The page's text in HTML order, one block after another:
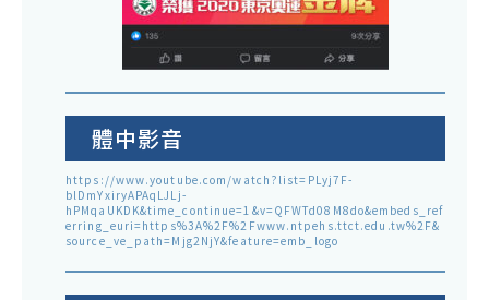
體中影音
https://www.youtube.com/watch?list=PLyj7F-
blDmYxiryAPAqLJLj-
hPMqaUKDK&time_continue=1&v=QFWTd08M8do&embeds_ref
erring_euri=https%3A%2F%2Fwww.ntpehs.ttct.edu.tw%2F&
source_ve_path=Mjg2NjY&feature=emb_logo